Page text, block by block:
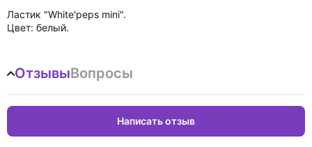
Ластик "White'peps mini".
Цвет: белый.
ОтзывыВопросы
Написать отзыв